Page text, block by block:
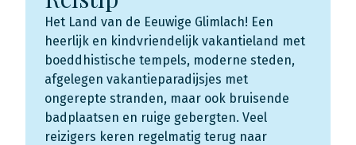
Het Land van de Eeuwige Glimlach! Een
heerlijk en kindvriendelijk vakantieland met
boeddhistische tempels, moderne steden,
afgelegen vakantieparadijsjes met
ongerepte stranden, maar ook bruisende
badplaatsen en ruige gebergten. Veel
reizigers keren regelmatig terug naar